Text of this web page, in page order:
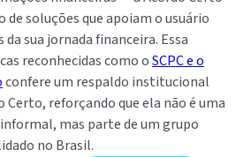
soluções que apoiam o usuário
sua jornada financeira. Essa
reconhecidas como oSCPC e o
confere um respaldo institucional
reforçando que ela não é uma
mas parte de um grupo
no Brasil.